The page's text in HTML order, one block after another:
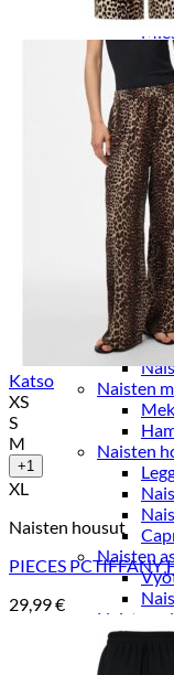
Miesten
NAISET
Naisten
Paidat,
Naisten
Naisten
Naisten
Naisten
Naisten
Katso
XS
S
M
+1
XL
Naisten housut
PIECES PCTIFFANY
29,99€